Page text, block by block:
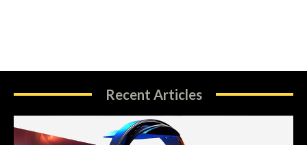
Recent Articles